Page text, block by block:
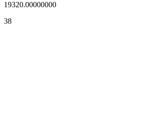
19320.00000000
38